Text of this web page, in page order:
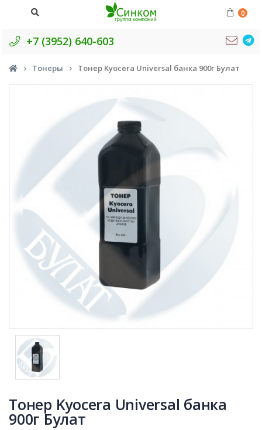
0
+7 (3952) 640-603
Тонеры Тонер Kyocera Universal банка 900г Булат
Тонер Kyocera Universal банка
900г Булат